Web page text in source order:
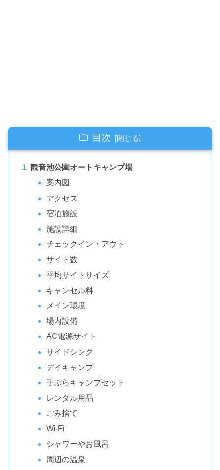
目次
観音池公園オートキャンプ場
案内図
アクセス
宿泊施設
施設詳細
チェックイン・アウト
サイト数
平均サイトサイズ
キャンセル料
メイン環境
場内設備
AC電源サイト
サイドシンク
デイキャンプ
手ぶらキャンプセット
レンタル用品
ごみ捨て
Wi-Fi
シャワーやお風呂
周辺の温泉